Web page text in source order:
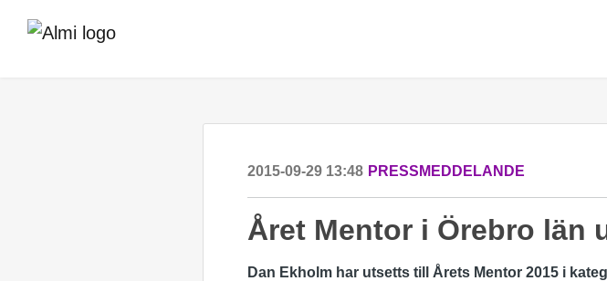
2015-09-29 13:48 PRESSMEDDELANDE
Året Mentor i Örebro län
Dan Ekholm har utsetts till Årets Mentor 2015 i